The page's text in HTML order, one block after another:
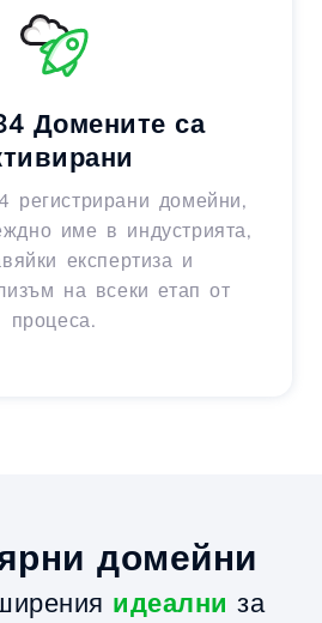
Домените са
домейни,
име в индустрията,
експертиза и
на всеки етап от
процеса.
домейни
идеални за